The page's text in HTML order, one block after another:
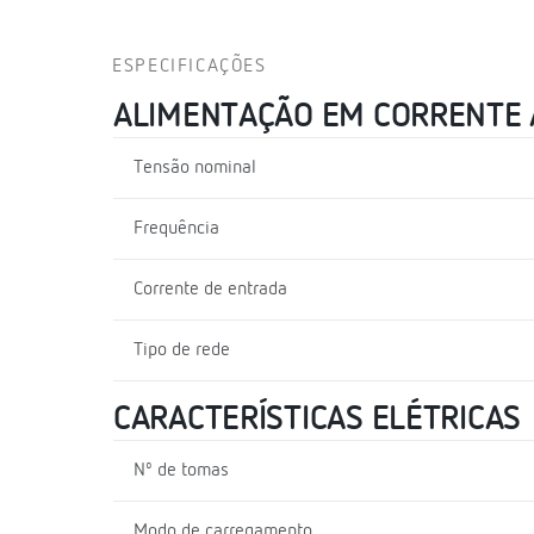
ESPECIFICAÇÕES
ALIMENTAÇÃO EM CORRENTE
Tensão nominal
Frequência
Corrente de entrada
Tipo de rede
CARACTERÍSTICAS ELÉTRICAS
Nº de tomas